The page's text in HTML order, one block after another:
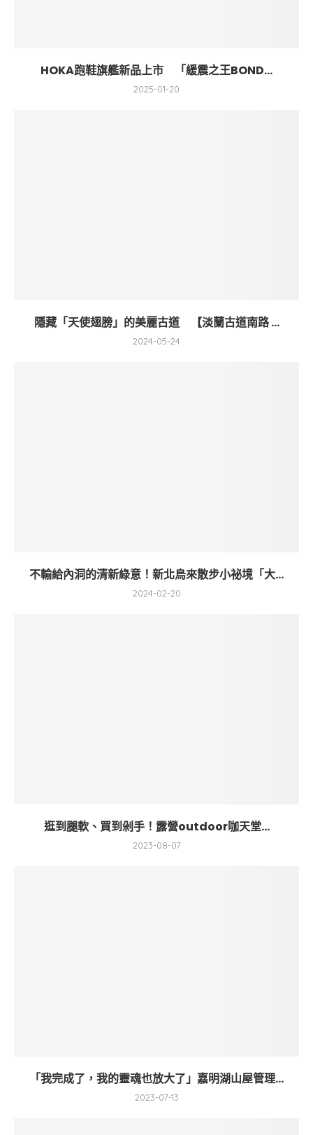
HOKA跑鞋旗艦新品上市 「緩震之王BOND...
2025-01-20
隱藏「天使翅膀」的美麗古道 【淡蘭古道南路 ...
2024-05-24
不輸給內洞的清新綠意！新北烏來散步小祕境「大...
2024-02-20
逛到腿軟、買到剁手！露營outdoor咖天堂...
2023-08-07
「我完成了，我的靈魂也放大了」嘉明湖山屋管理...
2023-07-13